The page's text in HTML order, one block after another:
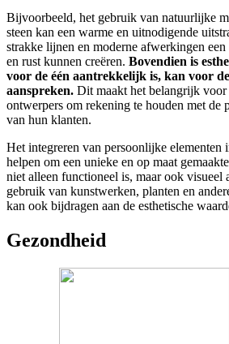
Bijvoorbeeld, het gebruik van natuurlijke
steen kan een warme en uitnodigende
strakke lijnen en moderne afwerkingen
en rust kunnen creëren. Bovendien is
voor de één aantrekkelijk is, kan voor
aanspreken. Dit maakt het belangrijk voor
ontwerpers om rekening te houden met de
van hun klanten.
Het integreren van persoonlijke elementen
helpen om een unieke en op maat
niet alleen functioneel is, maar ook visueel
gebruik van kunstwerken, planten en
kan ook bijdragen aan de esthetische
Gezondheid